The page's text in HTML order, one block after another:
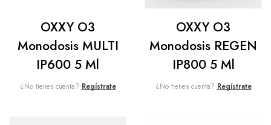
OXXY O3
Monodosis MULTI
IP600 5 Ml
¿No tienes cuenta? Regístrate
OXXY O3
Monodosis REGEN
IP800 5 Ml
¿No tienes cuenta? Regístrate